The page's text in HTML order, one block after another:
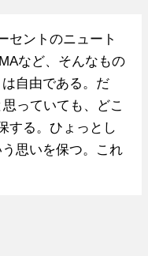
セントのニュート
など、そんなもの
自由である。だ
っていても、どこ
する。ひょっとし
思いを保つ。これ